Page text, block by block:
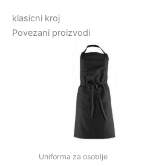
klasicni kroj
Povezani proizvodi
Uniforma za osoblje